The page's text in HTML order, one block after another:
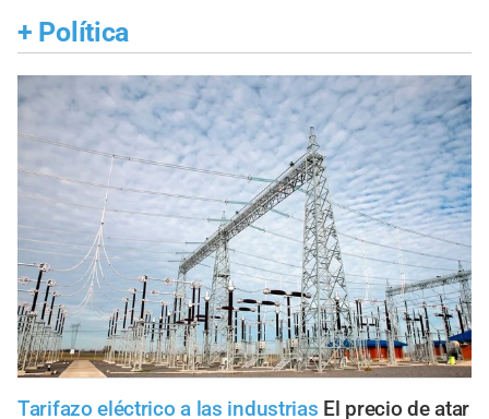
+ Política
Tarifazo eléctrico a las industrias El precio de atar